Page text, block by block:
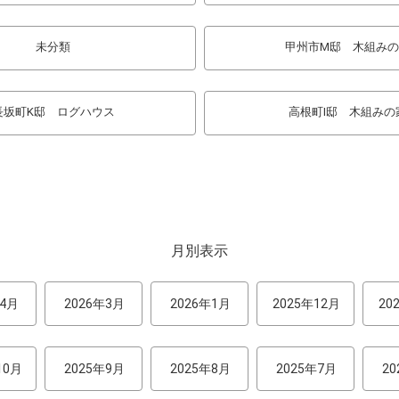
未分類 甲州市M邸 木組み
坂町K邸 ログハウス 高根町I邸 木組みの
月別表示
月 2026年3月 2026年1月 2025年12月
月 2025年9月 2025年8月 2025年7月